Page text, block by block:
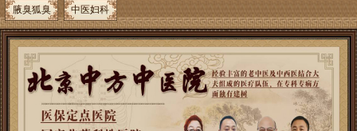
腋臭狐臭
中医妇科